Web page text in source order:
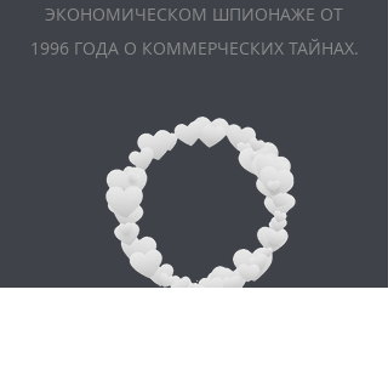
ЭКОНОМИЧЕСКОМ ШПИОНАЖЕ ОТ
1996 ГОДА О КОММЕРЧЕСКИХ ТАЙНАХ.